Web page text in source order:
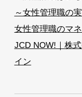
～女性管理職の
女性管理職のマ
JCD NOW!｜株
イン